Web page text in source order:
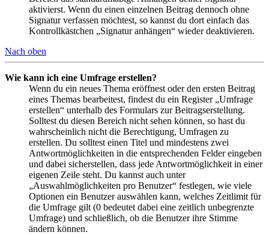
aktivierst. Wenn du einen einzelnen Beitrag dennoch ohne
Signatur verfassen möchtest, so kannst du dort einfach das
Kontrollkästchen „Signatur anhängen“ wieder deaktivieren.
Nach oben
Wie kann ich eine Umfrage erstellen?
Wenn du ein neues Thema eröffnest oder den ersten Beitrag
eines Themas bearbeitest, findest du ein Register „Umfrage
erstellen“ unterhalb des Formulars zur Beitragserstellung.
Solltest du diesen Bereich nicht sehen können, so hast du
wahrscheinlich nicht die Berechtigung, Umfragen zu
erstellen. Du solltest einen Titel und mindestens zwei
Antwortmöglichkeiten in die entsprechenden Felder eingeben
und dabei sicherstellen, dass jede Antwortmöglichkeit in einer
eigenen Zeile steht. Du kannst auch unter
„Auswahlmöglichkeiten pro Benutzer“ festlegen, wie viele
Optionen ein Benutzer auswählen kann, welches Zeitlimit für
die Umfrage gilt (0 bedeutet dabei eine zeitlich unbegrenzte
Umfrage) und schließlich, ob die Benutzer ihre Stimme
ändern können.